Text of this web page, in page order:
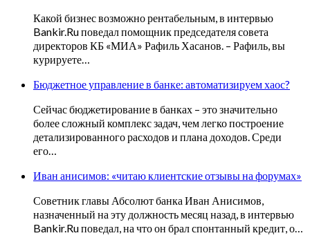
Какой бизнес возможно рентабельным, в интервью
Bankir.Ru поведал помощник председателя совета
директоров КБ «МИА» Рафиль Хасанов. – Рафиль, вы
курируете…
Бюджетное управление в банке: автоматизируем хаос?
Сейчас бюджетирование в банках – это значительно
более сложный комплекс задач, чем легко построение
детализированного расходов и плана доходов. Среди
его…
Иван анисимов: «читаю клиентские отзывы на форумах»
Советник главы Абсолют банка Иван Анисимов,
назначенный на эту должность месяц назад, в интервью
Bankir.Ru поведал, на что он брал спонтанный кредит, о…